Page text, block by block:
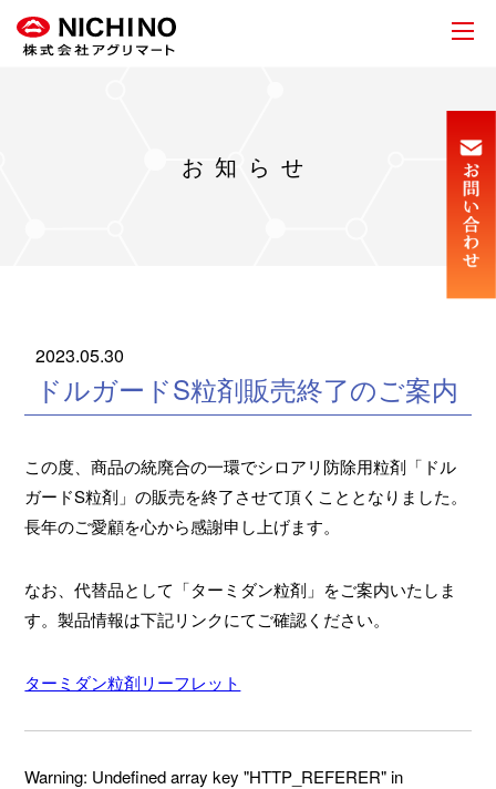
お知らせ
2023.05.30
ドルガードS粒剤販売終了のご案内
この度、商品の統廃合の一環でシロアリ防除用粒剤「ドル
ガードS粒剤」の販売を終了させて頂くこととなりました。
長年のご愛顧を心から感謝申し上げます。
なお、代替品として「ターミダン粒剤」をご案内いたしま
す。製品情報は下記リンクにてご確認ください。
ターミダン粒剤リーフレット
Warning: Undefined array key "HTTP_REFERER" in